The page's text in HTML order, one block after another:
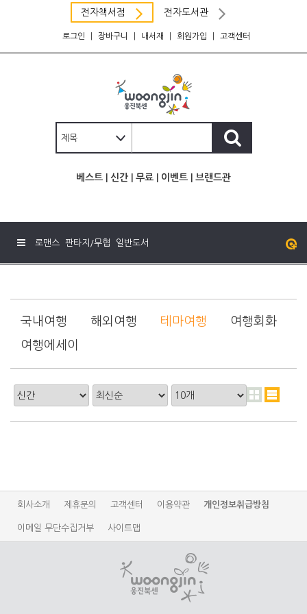
전자책서점 전자도서관
로그인 장바구니 내서재 회원가입 고객센터
베스트 신간 무료 이벤트 브랜드관
로맨스 판타지/무협 일반도서
국내여행 해외여행 테마여행
여행회화
여행에세이
회사소개 제휴문의 고객센터 이용약관 개인정보취급방침
이메일 무단수집거부 사이트맵